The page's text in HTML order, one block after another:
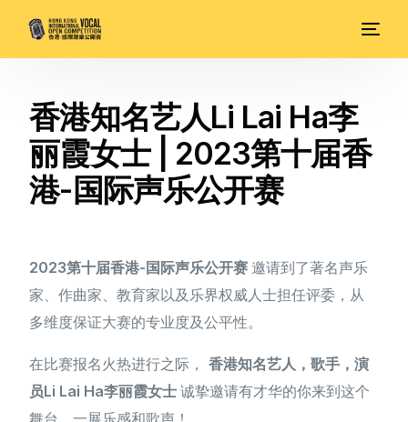
香港知名艺人Li Lai Ha李
丽霞女士 | 2023第十届香
港-国际声乐公开赛
2023第十届香港-国际声乐公开赛邀请到了著名声乐
家、作曲家、教育家以及乐界权威人士担任评委，从
多维度保证大赛的专业度及公平性。
在比赛报名火热进行之际，香港知名艺人，歌手，演
员Li Lai Ha李丽霞女士诚挚邀请有才华的你来到这个
舞台，一展乐感和歌声！